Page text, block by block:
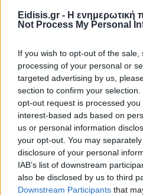
Eidisis.gr - Η ενημερωτική
Not Process My Personal
If you wish to opt-out of the
processing of your personal or
targeted advertising by us,
section to confirm your
opt-out request is processed
interest-based ads based on
us or personal information
your opt-out. You may
disclosure of your personal
IAB’s list of downstream
also be disclosed by us to third
Downstream Participants that
Ειδήσεις 5-8-2026